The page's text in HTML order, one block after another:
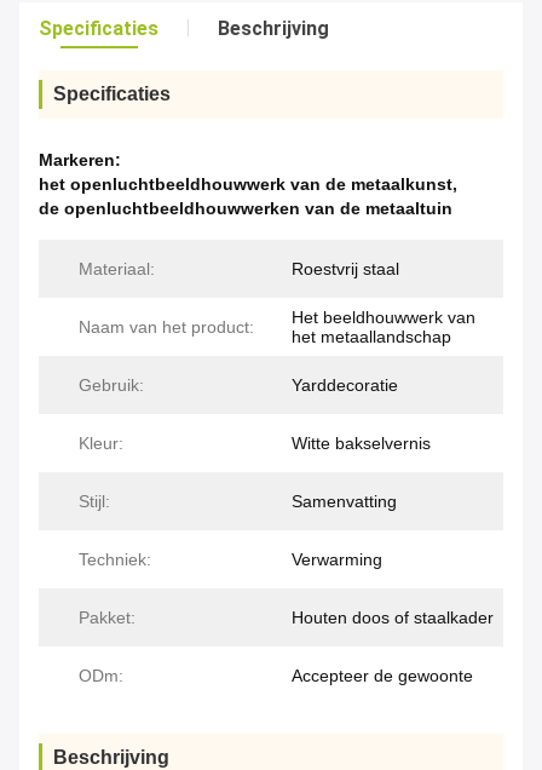
Specificaties Beschrijving
Specificaties
Markeren:
het openluchtbeeldhouwwerk van de metaalkunst,
de openluchtbeeldhouwwerken van de metaaltuin
Materiaal: Roestvrij staal
Naam van het product:
Het beeldhouwwerk van
het metaallandschap
Gebruik: Yarddecoratie
Kleur: Witte bakselvernis
Stijl: Samenvatting
Techniek: Verwarming
Pakket: Houten doos of staalkader
ODm: Accepteer de gewoonte
Beschrijving